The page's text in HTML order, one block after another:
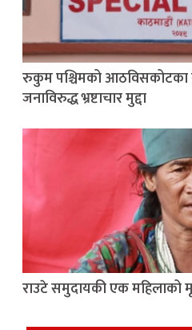
रुकुम पश्चिमको आठविसकोटका
जनाविरुद्ध भ्रष्टाचार मुद्दा
राउटे समुदायकी एक महिलाको